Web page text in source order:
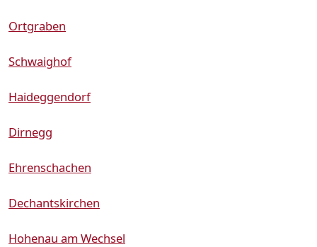
Ortgraben
Schwaighof
Haideggendorf
Dirnegg
Ehrenschachen
Dechantskirchen
Hohenau am Wechsel